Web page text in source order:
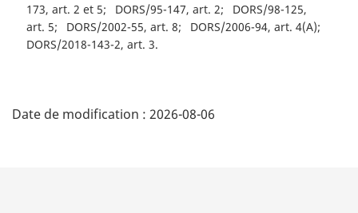
173, art. 2 et 5
DORS/95-147, art. 2
DORS/98-125,
art. 5
DORS/2002-55, art. 8
DORS/2006-94, art. 4(A)
DORS/2018-143-2, art. 3
é
Date de modification : 2026-08-06